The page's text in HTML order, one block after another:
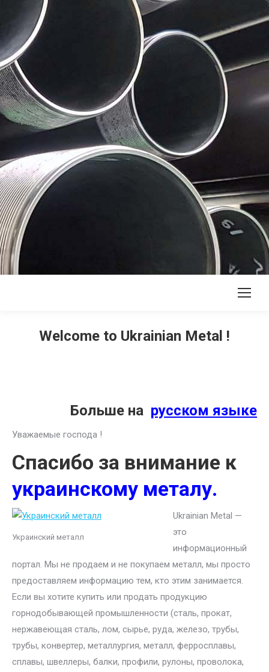
Welcome to Ukrainian Metal !
Больше на русском языке
Уважаемые господа !
Спасибо за внимание к
украинскому металу.
Украинский металл
Ukrainian Metal —
это
информационный
портал. Мы не продаем и не покупаем металл, мы просто
предоставляем информацию тем, кто этим занимается.
Если вы хотите купить или продать продукцию
горнодобывающей промышленности (сталь, прокат,
нержавеющая сталь, лом, сырье, руда, железо, трубы,
трубы, конвертер, металлургия, металл, ферросплавы,
сплавы, швеллеры, балки, профили, рулоны, проволока,